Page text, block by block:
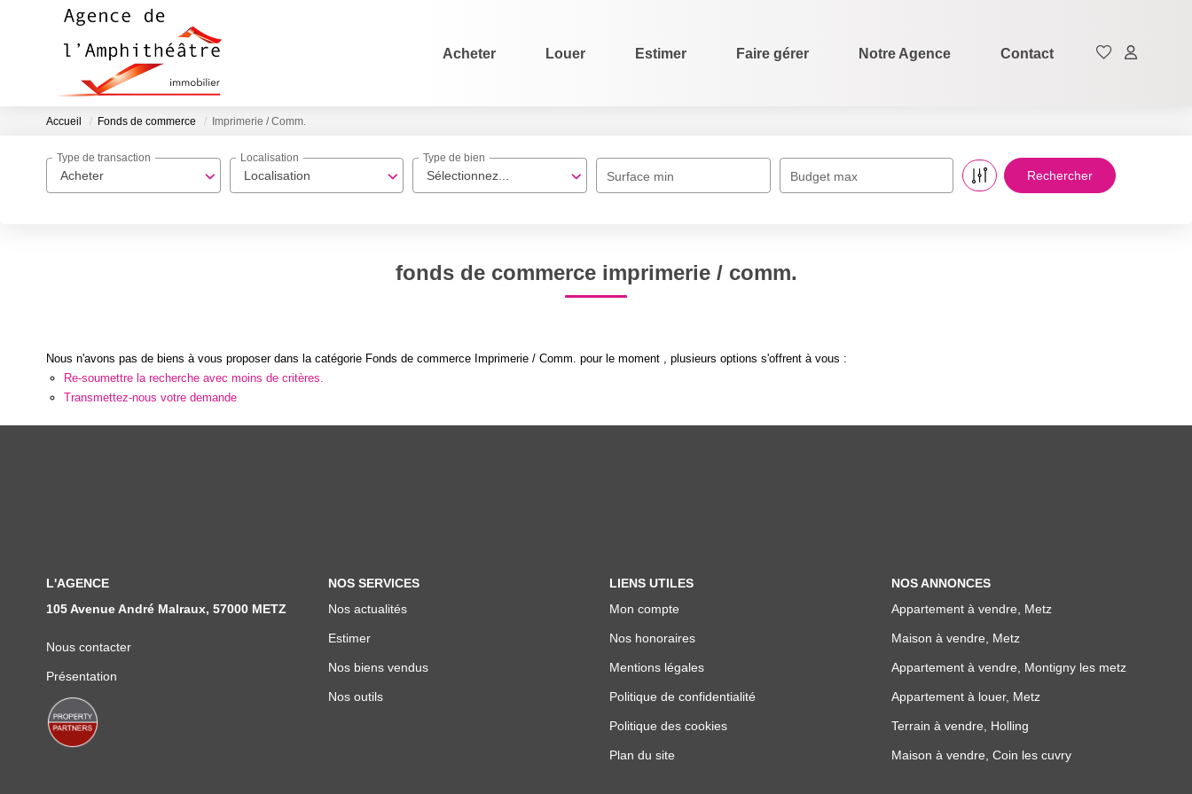
Acheter Louer Estimer Faire gérer Notre Agence Contact
Accueil Fonds de commerce Imprimerie / Comm.
Acheter
Type de transaction
Localisation
Localisation
Sélectionnez...
Type de bien
Surface min Budget max
fonds de commerce imprimerie / comm.
Nous n'avons pas de biens à vous proposer dans la catégorie Fonds de commerce Imprimerie / Comm. pour le moment , plusieurs options s'offrent à vous :
Re-soumettre la recherche avec moins de critères.
Transmettez-nous votre demande
L'AGENCE
105 Avenue André Malraux, 57000 METZ
Nous contacter
Présentation
NOS SERVICES
Nos actualités
Estimer
Nos biens vendus
Nos outils
LIENS UTILES
Mon compte
Nos honoraires
Mentions légales
Politique de confidentialité
Politique des cookies
Plan du site
NOS ANNONCES
Appartement à vendre, Metz
Maison à vendre, Metz
Appartement à vendre, Montigny les metz
Appartement à louer, Metz
Terrain à vendre, Holling
Maison à vendre, Coin les cuvry